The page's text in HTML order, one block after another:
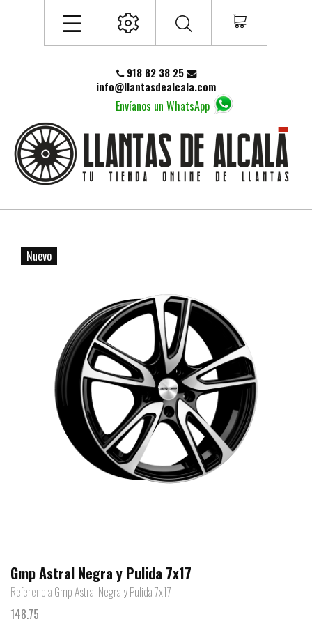
Envíanos un WhatsApp
918 82 38 25
info@llantasdealcala.com
Nuevo
Gmp Astral Negra y Pulida 7x17
Referencia Gmp Astral Negra y Pulida 7x17
148.75